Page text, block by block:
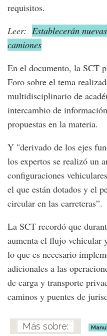
requisitos.
Leer: Establecerán
camiones
En el documento, la SCT
Foro sobre el tema
multidisciplinario de
intercambio de
propuestas en la materia.
Y "derivado de los ejes
los expertos se realizó un
configuraciones
el que están dotados y el
circular en las carreteras”.
La SCT recordó que
aumenta el flujo vehicular
lo que es necesario
adicionales a las
de carga y transporte
caminos y puentes de